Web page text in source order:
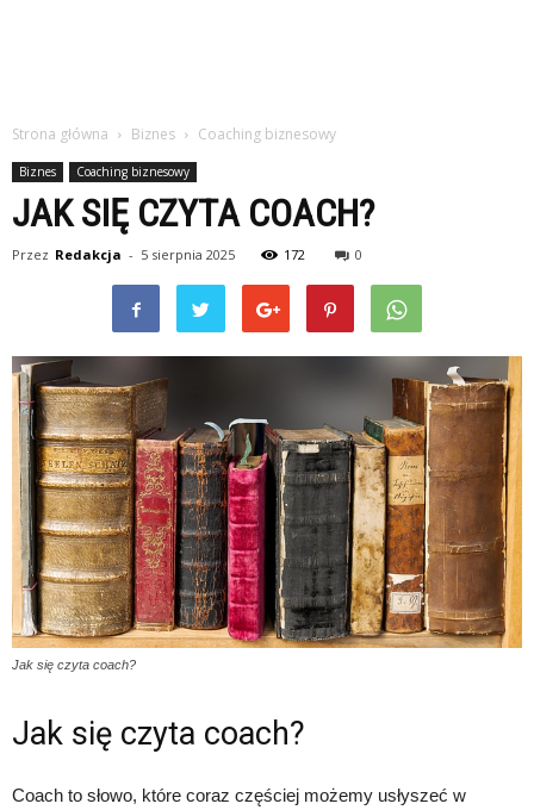
Strona główna Biznes Coaching biznesowy
Biznes Coaching biznesowy
JAK SIĘ CZYTA COACH?
Przez Redakcja - 5 sierpnia 2025 172 0
Jak się czyta coach?
Jak się czyta coach?
Coach to słowo, które coraz częściej możemy usłyszeć w